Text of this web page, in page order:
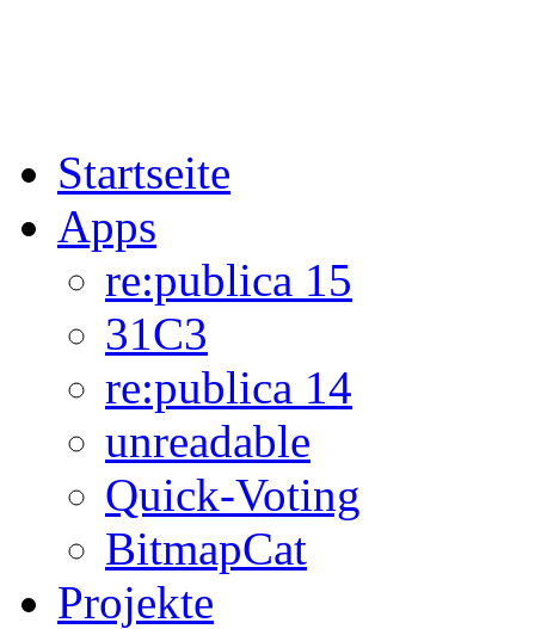
Startseite
Apps
re:publica 15
31C3
re:publica 14
unreadable
Quick-Voting
BitmapCat
Projekte